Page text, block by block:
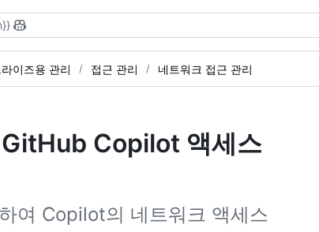
이즈용 관리 접근 관리 네트워크 접근 관리
Copilot 액세스
여 Copilot의 네트워크 액세스